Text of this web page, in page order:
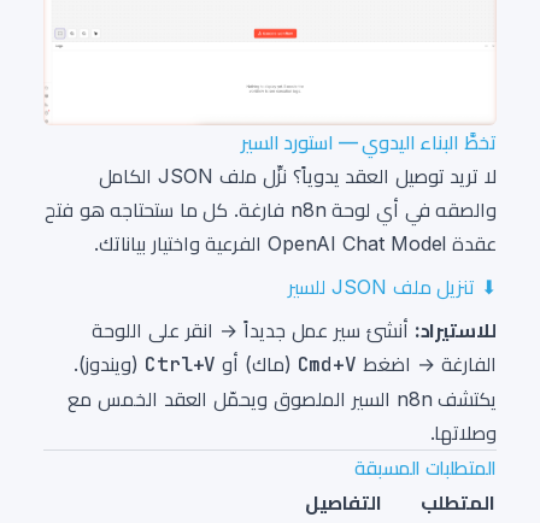
تخطَّ البناء اليدوي — استورد السير
لا تريد توصيل العقد يدوياً؟ نزِّل ملف JSON الكامل
والصقه في أي لوحة n8n فارغة. كل ما ستحتاجه هو فتح
عقدة OpenAI Chat Model الفرعية واختيار بياناتك.
⬇ تنزيل ملف JSON للسير
للاستيراد: أنشئ سير عمل جديداً → انقر على اللوحة
الفارغة → اضغط Cmd+V (ماك) أو Ctrl+V (ويندوز).
يكتشف n8n السير الملصوق ويحمّل العقد الخمس مع
وصلاتها.
المتطلبات المسبقة
المتطلب
التفاصيل